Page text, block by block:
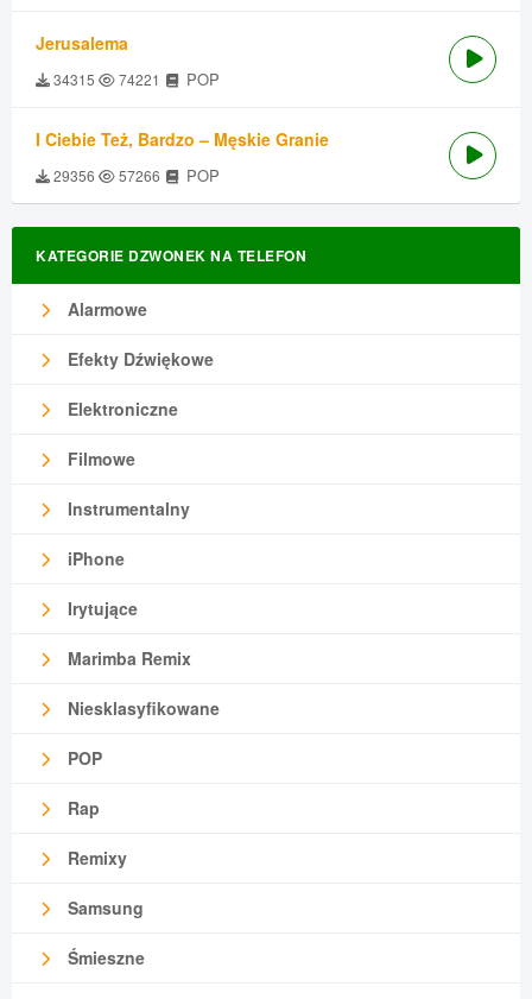
Jerusalema
34315 74221 POP
I Ciebie Też, Bardzo – Męskie Granie
29356 57266 POP
KATEGORIE DZWONEK NA TELEFON
Alarmowe
Efekty Dźwiękowe
Elektroniczne
Filmowe
Instrumentalny
iPhone
Irytujące
Marimba Remix
Niesklasyfikowane
POP
Rap
Remixy
Samsung
Śmieszne